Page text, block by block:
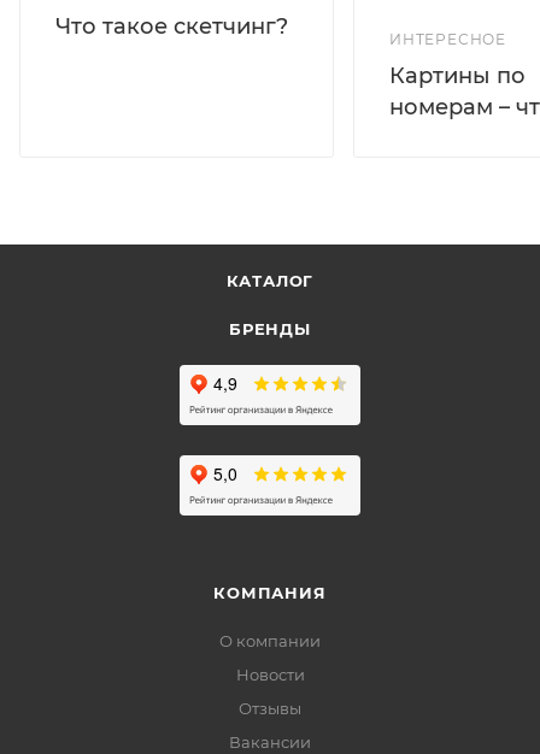
Что такое скетчинг?
ИНТЕРЕСНОЕ
Картины по
номерам –
КАТАЛОГ
БРЕНДЫ
КОМПАНИЯ
О компании
Новости
Отзывы
Вакансии